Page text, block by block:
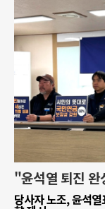
"윤석열 퇴진
당사자 노조, 윤석